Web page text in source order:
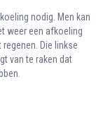
nodig. Men kan
weer een afkoeling
Die linkse
van te raken dat